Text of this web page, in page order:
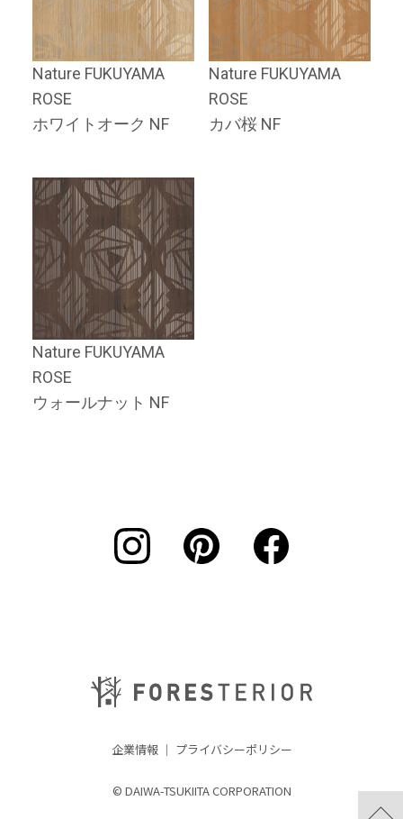
Nature FUKUYAMA
ROSE
ホワイトオーク NF
Nature FUKUYAMA
ROSE
カバ桜 NF
Nature FUKUYAMA
ROSE
ウォールナット NF
企業情報 ｜ プライバシーポリシー
© DAIWA-TSUKIITA CORPORATION